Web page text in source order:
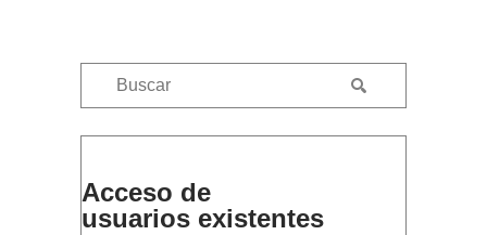
Acceso de
usuarios existentes